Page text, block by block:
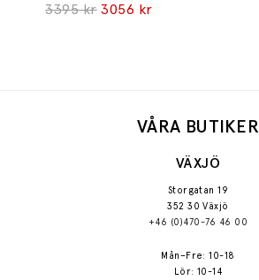
3395 kr 3056 kr
VÅRA BUTIKER
VÄXJÖ
Storgatan 19
352 30 Växjö
+46 (0)470-76 46 00
Mån–Fre: 10-18
Lör: 10-14